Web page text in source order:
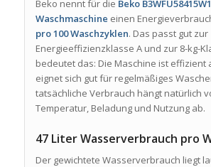
Beko nennt für die Beko B3WFU58415W1
Waschmaschine einen
pro 100 Waschzyklen. Das passt gut zur
Energieeffizienzklasse A und zur 8-kg-
bedeutet das: Die Maschine ist effizient
eignet sich gut für regelmäßiges
tatsächliche Verbrauch hängt natürlich
Temperatur, Beladung und Nutzung ab.
47 Liter Wasserverbrauch pro
Der gewichtete Wasserverbrauch liegt